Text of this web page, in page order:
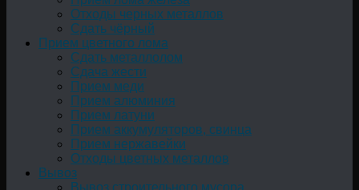
Отходы черных металлов
Сдать чёрный
Прием цветного лома
Сдать металлолом
Сдача жести
Прием меди
Прием алюминия
Прием латуни
Прием аккумуляторов, свинца
Прием нержавейки
Отходы цветных металлов
Вывоз
Вывоз строительного мусора